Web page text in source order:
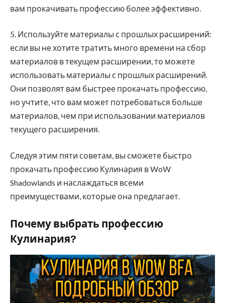
вам прокачивать профессию более эффективно.
5. Используйте материалы с прошлых расширений:
если вы не хотите тратить много времени на сбор
материалов в текущем расширении, то можете
использовать материалы с прошлых расширений.
Они позволят вам быстрее прокачать профессию,
но учтите, что вам может потребоваться больше
материалов, чем при использовании материалов
текущего расширения.
Следуя этим пяти советам, вы сможете быстро
прокачать профессию Кулинария в WoW
Shadowlands и наслаждаться всеми
преимуществами, которые она предлагает.
Почему выбрать профессию
Кулинария?